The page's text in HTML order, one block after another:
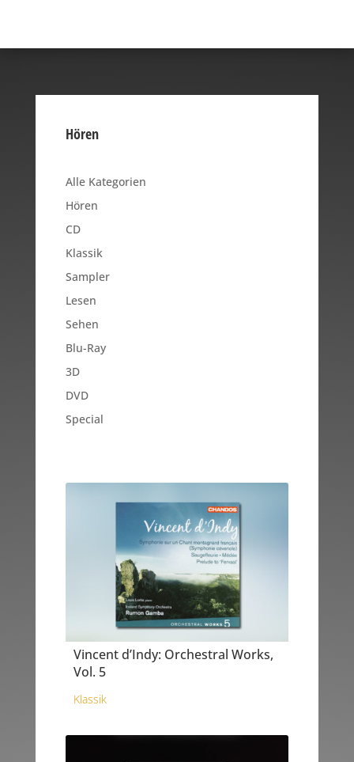
Hören
Alle Kategorien
Hören
CD
Klassik
Sampler
Lesen
Sehen
Blu-Ray
3D
DVD
Special
Vincent d’Indy: Orchestral Works,
Vol. 5
Klassik